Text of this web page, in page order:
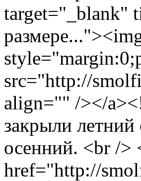
target="_blank"
src="http://
align="" /></
закрыли летний
осенний. <br /
href="http://